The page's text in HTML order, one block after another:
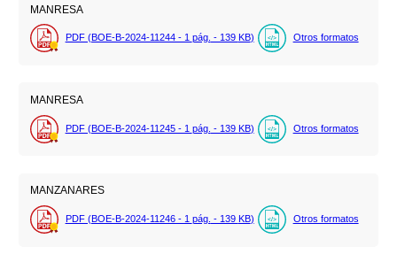
MANRESA
PDF (BOE-B-2024-11244 - 1 pág. - 139 KB) Otros formatos
MANRESA
PDF (BOE-B-2024-11245 - 1 pág. - 139 KB) Otros formatos
MANZANARES
PDF (BOE-B-2024-11246 - 1 pág. - 139 KB) Otros formatos